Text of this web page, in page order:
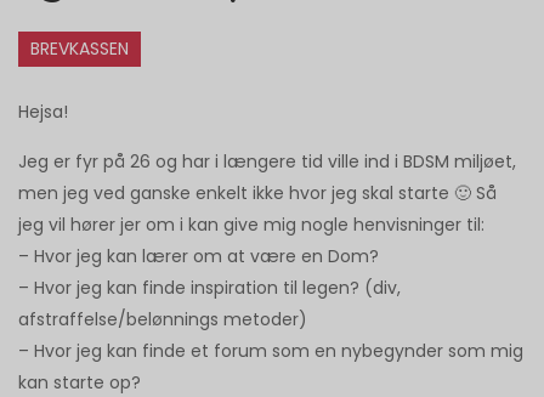
BREVKASSEN
Hejsa!
Jeg er fyr på 26 og har i længere tid ville ind i BDSM miljøet,
men jeg ved ganske enkelt ikke hvor jeg skal starte 🙂 Så
jeg vil hører jer om i kan give mig nogle henvisninger til:
– Hvor jeg kan lærer om at være en Dom?
– Hvor jeg kan finde inspiration til legen? (div,
afstraffelse/belønnings metoder)
– Hvor jeg kan finde et forum som en nybegynder som mig
kan starte op?